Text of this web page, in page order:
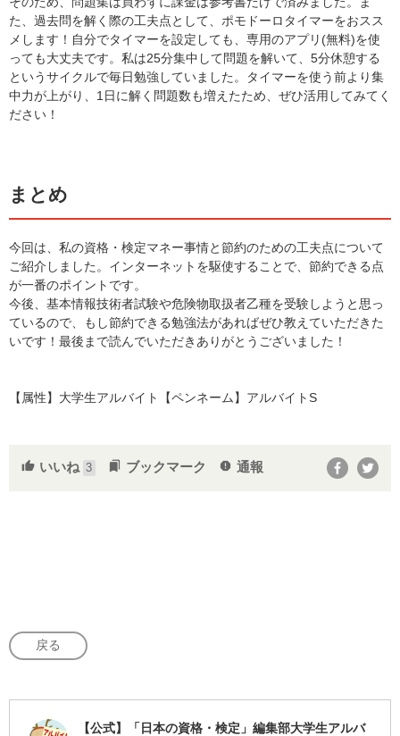
た、過去問を解く際の工夫点として、ポモドーロタイマーをおスス
メします！自分でタイマーを設定しても、専用のアプリ(無料)を使
っても大丈夫です。私は25分集中して問題を解いて、5分休憩する
というサイクルで毎日勉強していました。タイマーを使う前より集
中力が上がり、1日に解く問題数も増えたため、ぜひ活用してみてく
ださい！
まとめ
今回は、私の資格・検定マネー事情と節約のための工夫点について
ご紹介しました。インターネットを駆使することで、節約できる点
が一番のポイントです。
今後、基本情報技術者試験や危険物取扱者乙種を受験しようと思っ
ているので、もし節約できる勉強法があればぜひ教えていただきた
いです！最後まで読んでいただきありがとうございました！
【属性】大学生アルバイト【ペンネーム】アルバイトS
thumb_up いいね 3 bookmarks ブックマーク report 通報
戻る
【公式】「日本の資格・検定」編集部大学生アルバ